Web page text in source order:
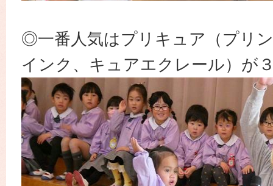
◎一番人気はプリキュア（プリ
インク、キュアエクレール）が